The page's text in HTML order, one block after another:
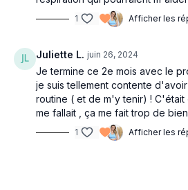
1 Afficher les
Juliette L. juin 26, 2024
Je termine ce 2e mois avec le
je suis tellement contente
routine ( et de m'y tenir) !
me fallait , ça me fait trop de
1 Afficher les